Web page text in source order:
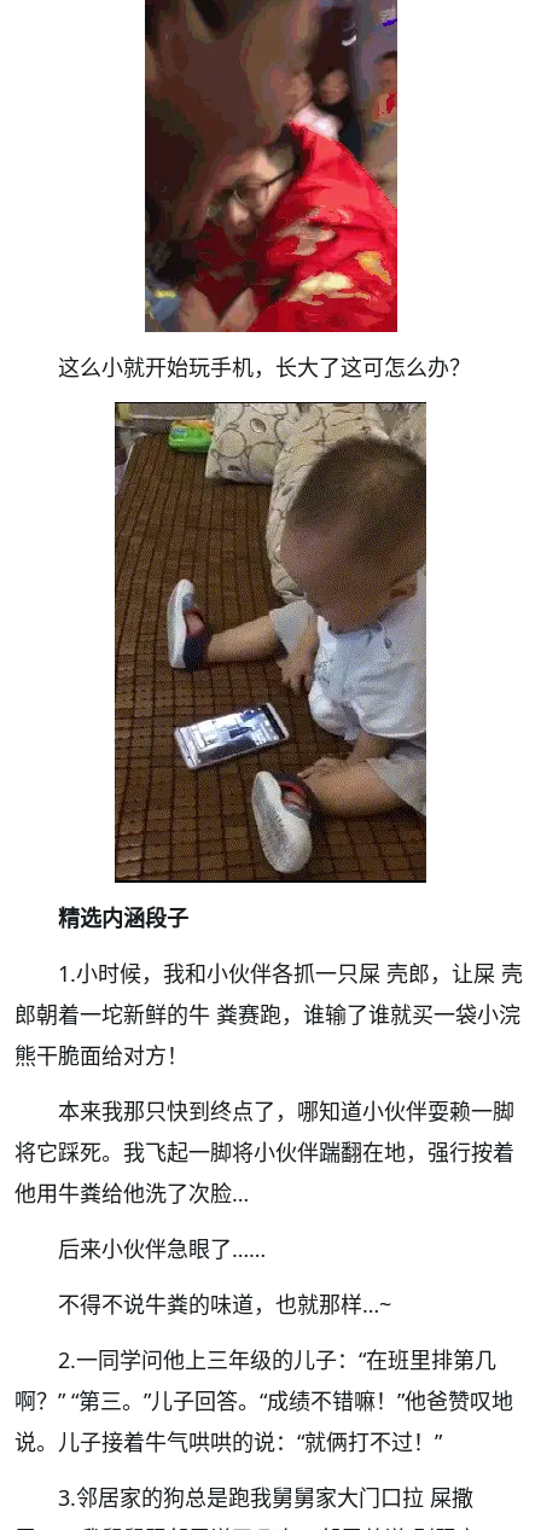
这么小就开始玩手机， 长大了这可怎么办？
精选内涵段子
1.小时候，我和小伙伴各抓一只屎 壳郎，让屎 壳
郎朝着一坨新鲜的牛 粪赛跑，谁输了谁就买一袋小浣
熊干脆面给对方！
本来我那只快到终点了，哪知道小伙伴耍赖一脚
将它踩死。我飞起一脚将小伙伴踹翻在地，强行按着
他用牛粪给他洗了次脸…
后来小伙伴急眼了……
不得不说牛粪的味道，也就那样…~
2.一同学问他上三年级的儿子：“在班里排第几
啊？” “第三。”儿子回答。“成绩不错嘛！”他爸赞叹地
说。儿子接着牛气哄哄的说：“就俩打不过！”
3.邻居家的狗总是跑我舅舅家大门口拉 屎撒